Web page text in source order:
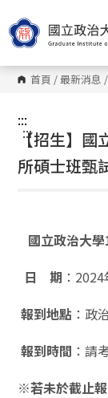
到
主
要
內
容
區 首頁 /最新消息
:::
:::
【招生】國
所碩士班甄
國立政治大
日 期 ：
報到地點 ：政
報到時間 ：請
※若未於截止